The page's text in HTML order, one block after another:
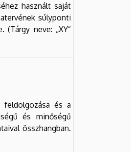
használt saját
súlyponti
neve: „XY”
feldolgozása és a
és minőségű
összhangban.